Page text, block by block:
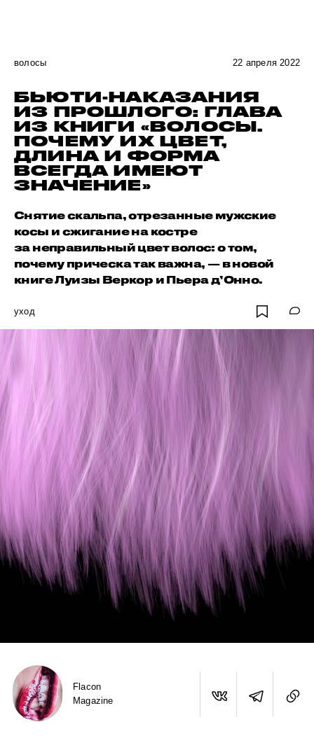
волосы 22 апреля 2022
БЬЮТИ-НАКАЗАНИЯ
ИЗ ПРОШЛОГО: ГЛАВА
ИЗ КНИГИ «ВОЛОСЫ.
ПОЧЕМУ ИХ ЦВЕТ,
ДЛИНА И ФОРМА
ВСЕГДА ИМЕЮТ
ЗНАЧЕНИЕ»
Снятие скальпа, отрезанные мужские
косы и сжигание на костре
за неправильный цвет волос: о том,
почему прическа так важна, — в новой
книге Луизы Веркор и Пьера д’Онно.
уход
Flacon
Magazine